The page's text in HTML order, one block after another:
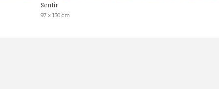
Sentir
97 x 130 cm